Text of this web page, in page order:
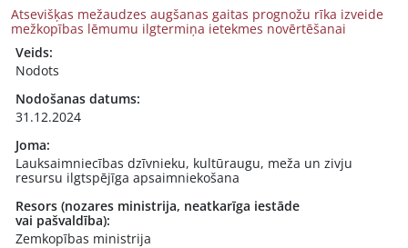
Atsevišķas mežaudzes augšanas gaitas prognožu rīka izveide
mežkopības lēmumu ilgtermiņa ietekmes novērtēšanai
Veids:
Nodots
Nodošanas datums:
31.12.2024
Joma:
Lauksaimniecības dzīvnieku, kultūraugu, meža un zivju
resursu ilgtspējīga apsaimniekošana
Resors (nozares ministrija, neatkarīga iestāde
vai pašvaldība):
Zemkopības ministrija